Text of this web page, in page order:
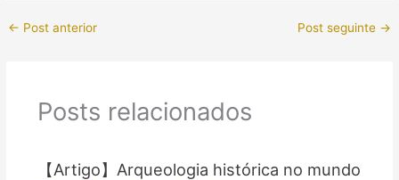
← Post anterior Post seguinte →
Posts relacionados
【Artigo】Arqueologia histórica no mundo